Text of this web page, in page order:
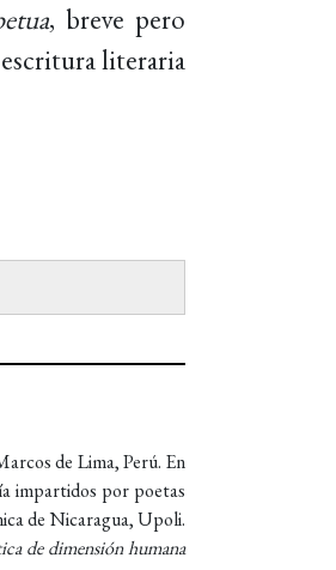
, breve pero
literaria
de Lima, Perú. En
impartidos por poetas
de Nicaragua, Upoli.
de dimensión humana